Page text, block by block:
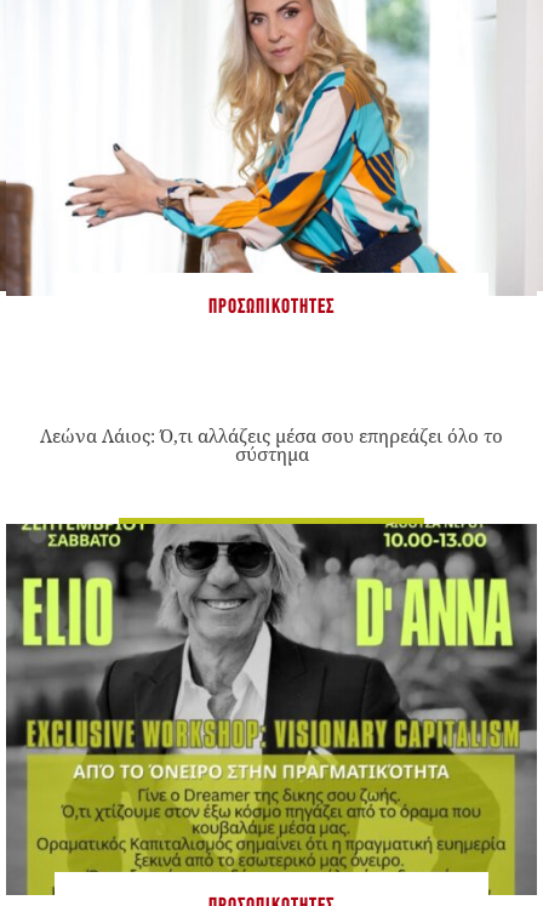
ΠΡΟΣΩΠΙΚΌΤΗΤΕΣ
Λεώνα Λάιος: Ό,τι αλλάζεις μέσα σου επηρεάζει όλο το
σύστημα